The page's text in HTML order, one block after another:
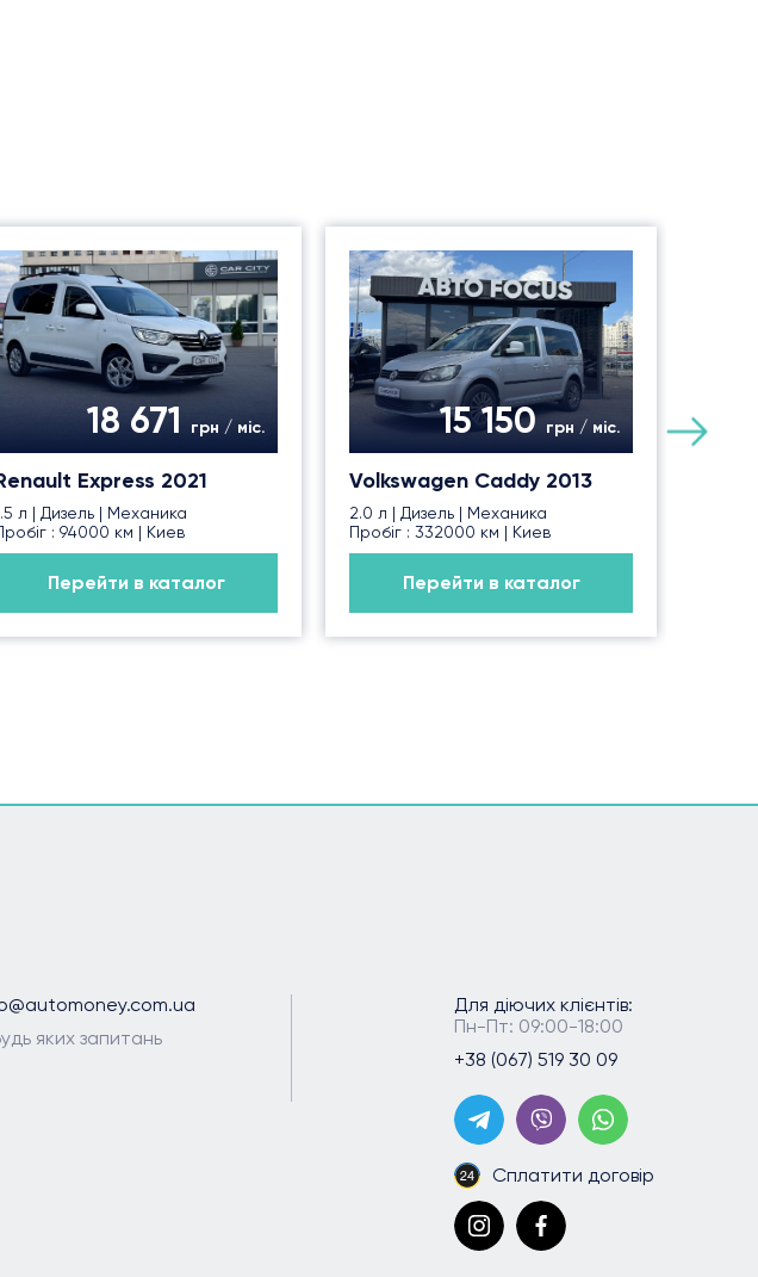
18 671грн / міс.
Express 2021
л | Дизель | Механика
: 94000 км | Киев
Перейти в каталог
15 150грн / міс.
Volkswagen Caddy 2013
2.0 л | Дизель | Механика
Пробіг : 332000 км | Киев
Перейти в каталог
яких запитань
Для діючих клієнтів:
Пн-Пт: 09:00-18:00
+38 (067) 519 30 09
Сплатити договір